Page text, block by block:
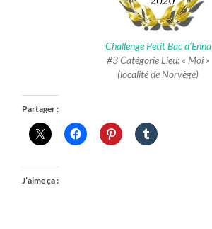
Challenge Petit Bac d’Enna
#3 Catégorie Lieu: « Moi »
(localité de Norvège)
Partager :
J’aime ça :